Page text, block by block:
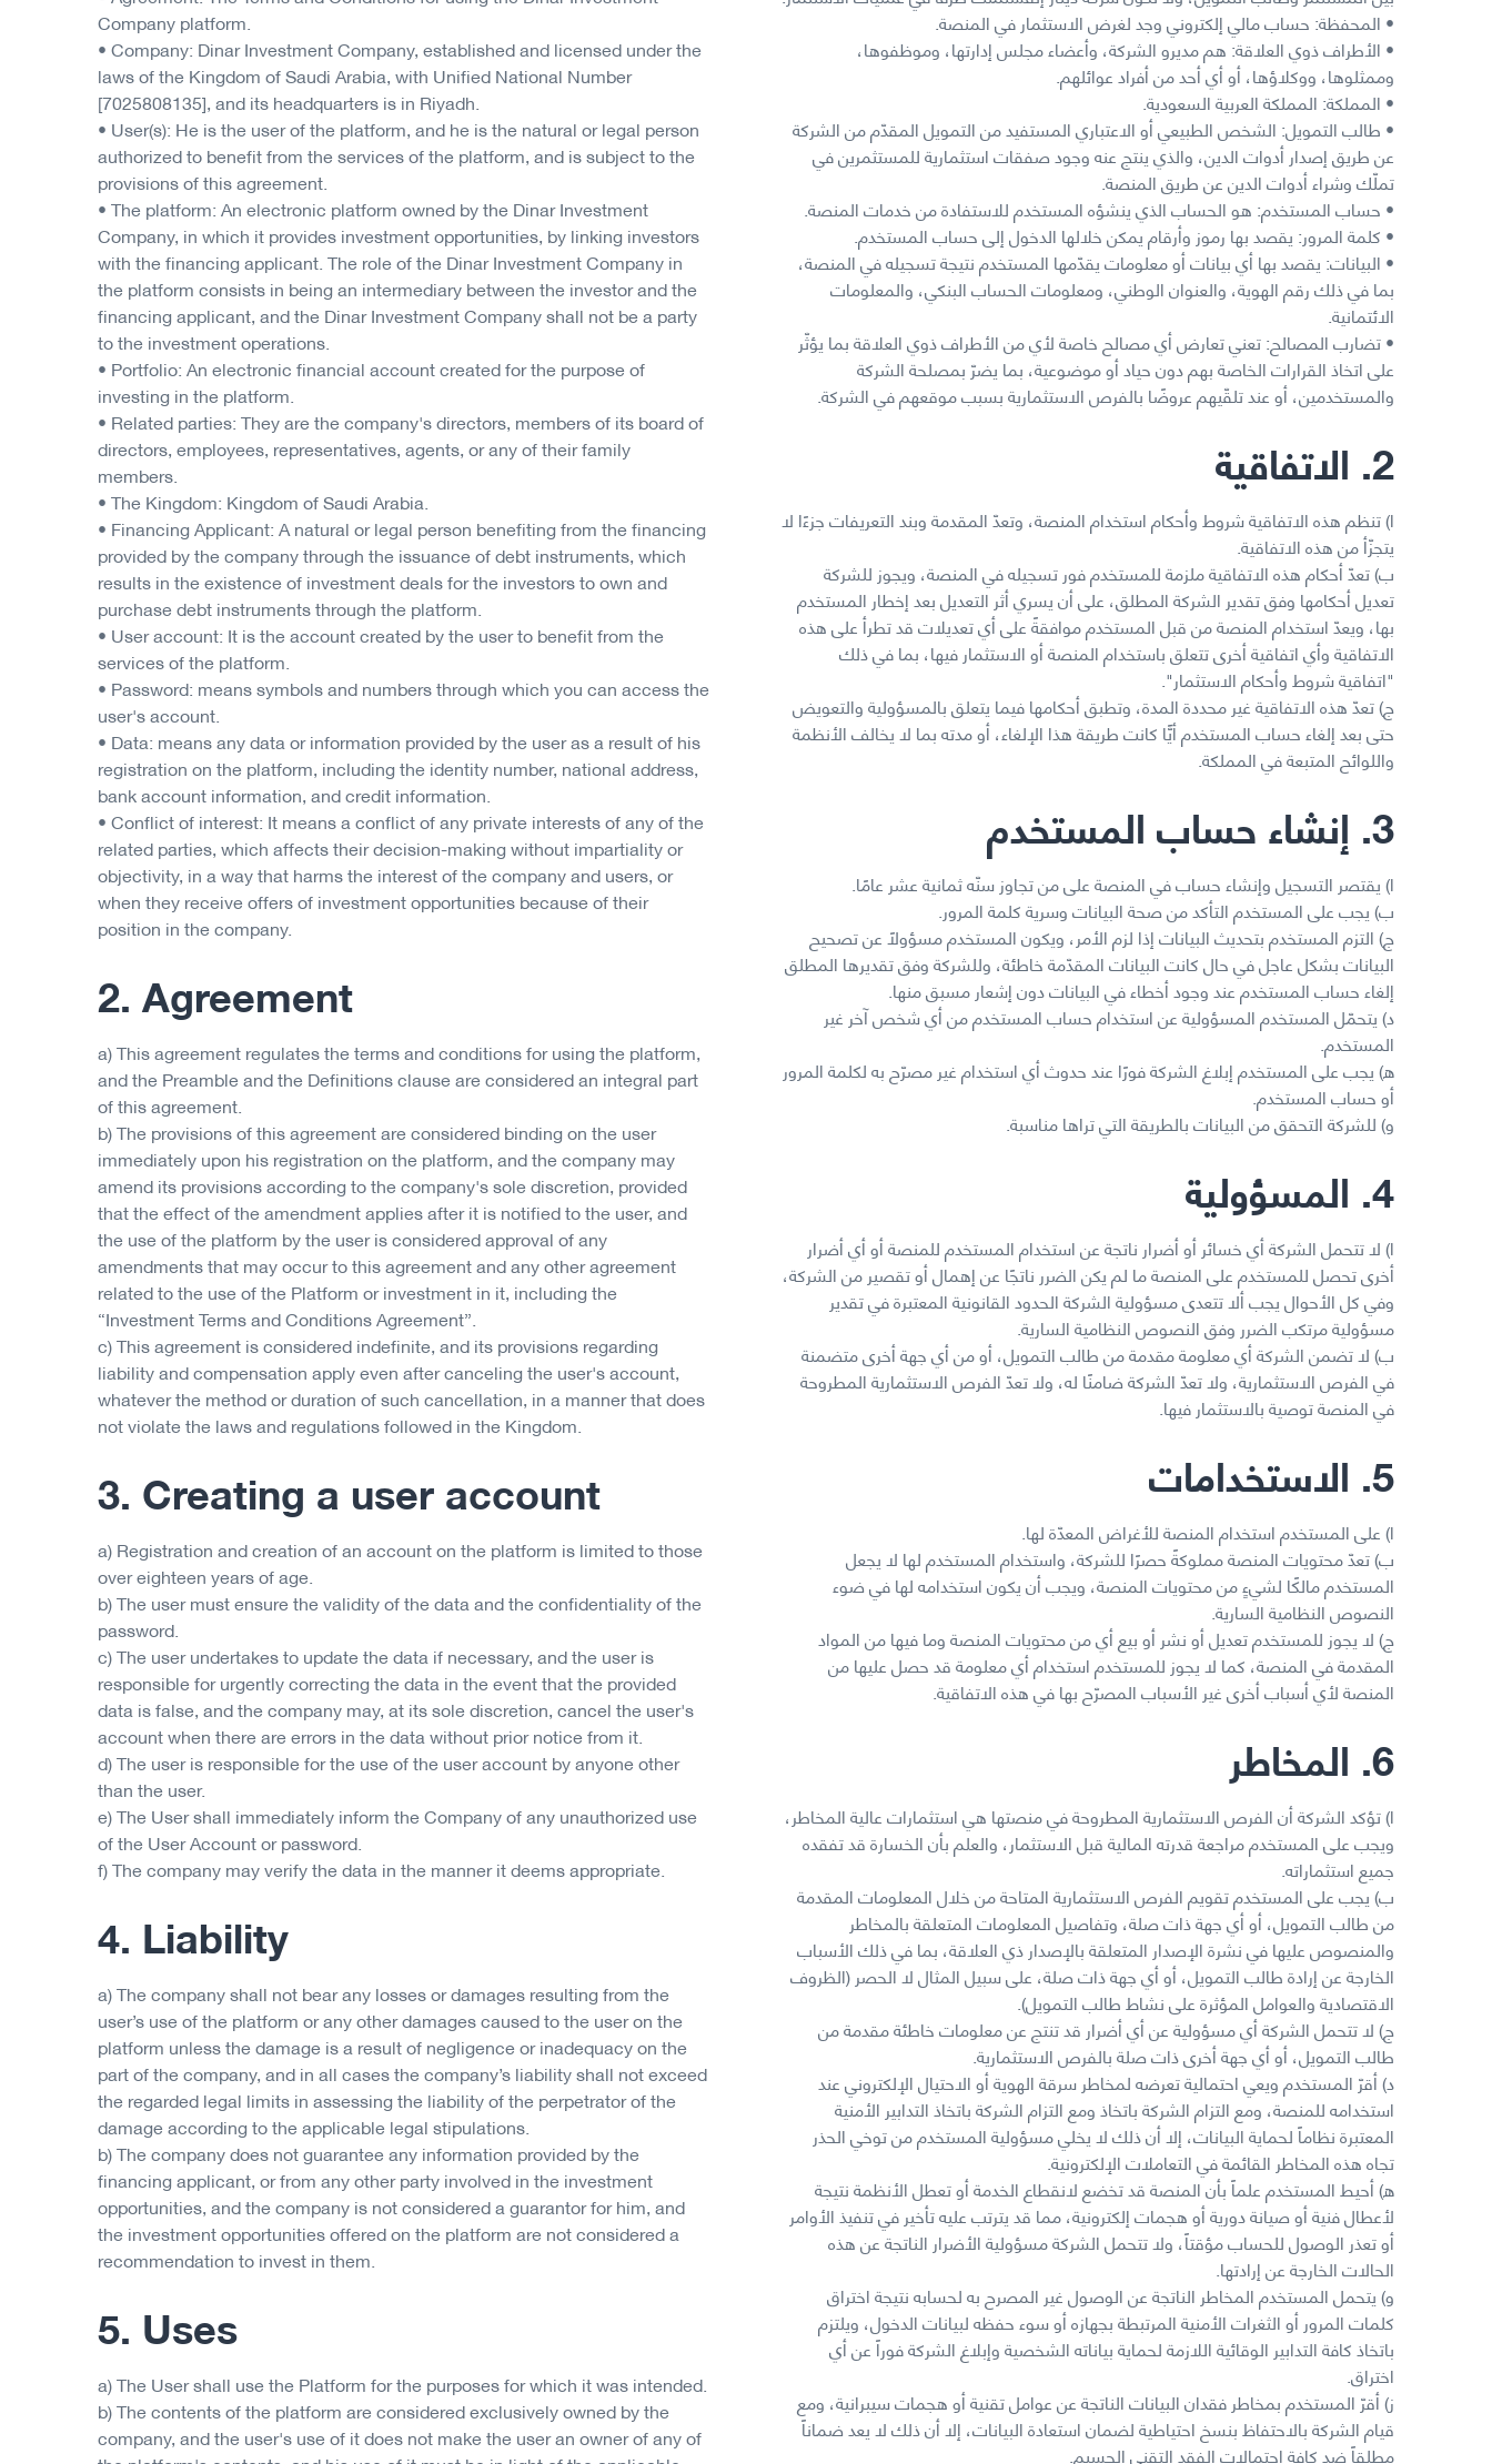
• المحفظة: حساب مالي إلكتروني وجد لغرض الاستثمار في المنصة.
• الأطراف ذوي العلاقة: هم مديرو الشركة، وأعضاء مجلس إدارتها، وموظفوها،
وممثلوها، ووكلاؤها، أو أي أحد من أفراد عوائلهم.
• المملكة: المملكة العربية السعودية.
• طالب التمويل: الشخص الطبيعي أو الاعتباري المستفيد من التمويل المقدّم من الشركة
عن طريق إصدار أدوات الدين، والذي ينتج عنه وجود صفقات استثمارية للمستثمرين في
تملّك وشراء أدوات الدين عن طريق المنصة.
• حساب المستخدم: هو الحساب الذي ينشؤه المستخدم للاستفادة من خدمات المنصة.
• كلمة المرور: يقصد بها رموز وأرقام يمكن خلالها الدخول إلى حساب المستخدم.
• البيانات: يقصد بها أي بيانات أو معلومات يقدّمها المستخدم نتيجة تسجيله في المنصة،
بما في ذلك رقم الهوية، والعنوان الوطني، ومعلومات الحساب البنكي، والمعلومات
الائتمانية.
• تضارب المصالح: تعني تعارض أي مصالح خاصة لأي من الأطراف ذوي العلاقة بما يؤثّر
على اتخاذ القرارات الخاصة بهم دون حياد أو موضوعية، بما يضرّ بمصلحة الشركة
والمستخدمين، أو عند تلقّيهم عروضًا بالفرص الاستثمارية بسبب موقعهم في الشركة.
2. الاتفاقية
ا) تنظم هذه الاتفاقية شروط وأحكام استخدام المنصة، وتعدّ المقدمة وبند التعريفات جزءًا لا
يتجزّأ من هذه الاتفاقية.
ب) تعدّ أحكام هذه الاتفاقية ملزمة للمستخدم فور تسجيله في المنصة، ويجوز للشركة
تعديل أحكامها وفق تقدير الشركة المطلق، على أن يسري أثر التعديل بعد إخطار المستخدم
بها، ويعدّ استخدام المنصة من قبل المستخدم موافقةً على أي تعديلات قد تطرأ على هذه
الاتفاقية وأي اتفاقية أخرى تتعلق باستخدام المنصة أو الاستثمار فيها، بما في ذلك
"اتفاقية شروط وأحكام الاستثمار".
ج) تعدّ هذه الاتفاقية غير محددة المدة، وتطبق أحكامها فيما يتعلق بالمسؤولية والتعويض
حتى بعد إلغاء حساب المستخدم أيًّا كانت طريقة هذا الإلغاء، أو مدته بما لا يخالف الأنظمة
واللوائح المتبعة في المملكة.
3. إنشاء حساب المستخدم
ا) يقتصر التسجيل وإنشاء حساب في المنصة على من تجاوز سنّه ثمانية عشر عامًا.
ب) يجب على المستخدم التأكد من صحة البيانات وسرية كلمة المرور.
ج) التزم المستخدم بتحديث البيانات إذا لزم الأمر، ويكون المستخدم مسؤولًا عن تصحيح
البيانات بشكل عاجل في حال كانت البيانات المقدّمة خاطئة، وللشركة وفق تقديرها المطلق
إلغاء حساب المستخدم عند وجود أخطاء في البيانات دون إشعار مسبق منها.
د) يتحمّل المستخدم المسؤولية عن استخدام حساب المستخدم من أي شخص آخر غير
المستخدم.
ه) يجب على المستخدم إبلاغ الشركة فورًا عند حدوث أي استخدام غير مصرّح به لكلمة المرور
أو حساب المستخدم.
و) للشركة التحقق من البيانات بالطريقة التي تراها مناسبة.
4. المسؤولية
ا) لا تتحمل الشركة أي خسائر أو أضرار ناتجة عن استخدام المستخدم للمنصة أو أي أضرار
أخرى تحصل للمستخدم على المنصة ما لم يكن الضرر ناتجًا عن إهمال أو تقصير من الشركة،
وفي كل الأحوال يجب ألا تتعدى مسؤولية الشركة الحدود القانونية المعتبرة في تقدير
مسؤولية مرتكب الضرر وفق النصوص النظامية السارية.
ب) لا تضمن الشركة أي معلومة مقدمة من طالب التمويل، أو من أي جهة أخرى متضمنة
في الفرص الاستثمارية، ولا تعدّ الشركة ضامنًا له، ولا تعدّ الفرص الاستثمارية المطروحة
في المنصة توصية بالاستثمار فيها.
5. الاستخدامات
ا) على المستخدم استخدام المنصة للأغراض المعدّة لها.
ب) تعدّ محتويات المنصة مملوكةً حصرًا للشركة، واستخدام المستخدم لها لا يجعل
المستخدم مالكًا لشيءٍ من محتويات المنصة، ويجب أن يكون استخدامه لها في ضوء
النصوص النظامية السارية.
ج) لا يجوز للمستخدم تعديل أو نشر أو بيع أي من محتويات المنصة وما فيها من المواد
المقدمة في المنصة، كما لا يجوز للمستخدم استخدام أي معلومة قد حصل عليها من
المنصة لأي أسباب أخرى غير الأسباب المصرّح بها في هذه الاتفاقية.
6. المخاطر
ا) تؤكد الشركة أن الفرص الاستثمارية المطروحة في منصتها هي استثمارات عالية المخاطر،
ويجب على المستخدم مراجعة قدرته المالية قبل الاستثمار، والعلم بأن الخسارة قد تفقده
جميع استثماراته.
ب) يجب على المستخدم تقويم الفرص الاستثمارية المتاحة من خلال المعلومات المقدمة
من طالب التمويل، أو أي جهة ذات صلة، وتفاصيل المعلومات المتعلقة بالمخاطر
والمنصوص عليها في نشرة الإصدار المتعلقة بالإصدار ذي العلاقة، بما في ذلك الأسباب
الخارجة عن إرادة طالب التمويل، أو أي جهة ذات صلة، على سبيل المثال لا الحصر (الظروف
الاقتصادية والعوامل المؤثرة على نشاط طالب التمويل).
ج) لا تتحمل الشركة أي مسؤولية عن أي أضرار قد تنتج عن معلومات خاطئة مقدمة من
طالب التمويل، أو أي جهة أخرى ذات صلة بالفرص الاستثمارية.
د) أقرّ المستخدم ويعي احتمالية تعرضه لمخاطر سرقة الهوية أو الاحتيال الإلكتروني عند
استخدامه للمنصة، ومع التزام الشركة باتخاذ ومع التزام الشركة باتخاذ التدابير الأمنية
المعتبرة نظاماً لحماية البيانات، إلا أن ذلك لا يخلي مسؤولية المستخدم من توخي الحذر
تجاه هذه المخاطر القائمة في التعاملات الإلكترونية.
ه) أحيط المستخدم علماً بأن المنصة قد تخضع لانقطاع الخدمة أو تعطل الأنظمة نتيجة
لأعطال فنية أو صيانة دورية أو هجمات إلكترونية، مما قد يترتب عليه تأخير في تنفيذ الأوامر
أو تعذر الوصول للحساب مؤقتاً، ولا تتحمل الشركة مسؤولية الأضرار الناتجة عن هذه
الحالات الخارجة عن إرادتها.
و) يتحمل المستخدم المخاطر الناتجة عن الوصول غير المصرح به لحسابه نتيجة اختراق
كلمات المرور أو الثغرات الأمنية المرتبطة بجهازه أو سوء حفظه لبيانات الدخول، ويلتزم
باتخاذ كافة التدابير الوقائية اللازمة لحماية بياناته الشخصية وإبلاغ الشركة فوراً عن أي
اختراق.
ز) أقرّ المستخدم بمخاطر فقدان البيانات الناتجة عن عوامل تقنية أو هجمات سيبرانية، ومع
قيام الشركة بالاحتفاظ بنسخ احتياطية لضمان استعادة البيانات، إلا أن ذلك لا يعد ضماناً
مطلقاً ضد كافة احتمالات الفقد التقني الجسيم.
Company platform.
• Company: Dinar Investment Company, established and licensed under the
laws of the Kingdom of Saudi Arabia, with Unified National Number
[7025808135], and its headquarters is in Riyadh.
• User(s): He is the user of the platform, and he is the natural or legal person
authorized to benefit from the services of the platform, and is subject to the
provisions of this agreement.
• The platform: An electronic platform owned by the Dinar Investment
Company, in which it provides investment opportunities, by linking investors
with the financing applicant. The role of the Dinar Investment Company in
the platform consists in being an intermediary between the investor and the
financing applicant, and the Dinar Investment Company shall not be a party
to the investment operations.
• Portfolio: An electronic financial account created for the purpose of
investing in the platform.
• Related parties: They are the company's directors, members of its board of
directors, employees, representatives, agents, or any of their family
members.
• The Kingdom: Kingdom of Saudi Arabia.
• Financing Applicant: A natural or legal person benefiting from the financing
provided by the company through the issuance of debt instruments, which
results in the existence of investment deals for the investors to own and
purchase debt instruments through the platform.
• User account: It is the account created by the user to benefit from the
services of the platform.
• Password: means symbols and numbers through which you can access the
user's account.
• Data: means any data or information provided by the user as a result of his
registration on the platform, including the identity number, national address,
bank account information, and credit information.
• Conflict of interest: It means a conflict of any private interests of any of the
related parties, which affects their decision-making without impartiality or
objectivity, in a way that harms the interest of the company and users, or
when they receive offers of investment opportunities because of their
position in the company.
2. Agreement
a) This agreement regulates the terms and conditions for using the platform,
and the Preamble and the Definitions clause are considered an integral part
of this agreement.
b) The provisions of this agreement are considered binding on the user
immediately upon his registration on the platform, and the company may
amend its provisions according to the company's sole discretion, provided
that the effect of the amendment applies after it is notified to the user, and
the use of the platform by the user is considered approval of any
amendments that may occur to this agreement and any other agreement
related to the use of the Platform or investment in it, including the
“Investment Terms and Conditions Agreement”.
c) This agreement is considered indefinite, and its provisions regarding
liability and compensation apply even after canceling the user's account,
whatever the method or duration of such cancellation, in a manner that does
not violate the laws and regulations followed in the Kingdom.
3. Creating a user account
a) Registration and creation of an account on the platform is limited to those
over eighteen years of age.
b) The user must ensure the validity of the data and the confidentiality of the
password.
c) The user undertakes to update the data if necessary, and the user is
responsible for urgently correcting the data in the event that the provided
data is false, and the company may, at its sole discretion, cancel the user's
account when there are errors in the data without prior notice from it.
d) The user is responsible for the use of the user account by anyone other
than the user.
e) The User shall immediately inform the Company of any unauthorized use
of the User Account or password.
f) The company may verify the data in the manner it deems appropriate.
4. Liability
a) The company shall not bear any losses or damages resulting from the
user’s use of the platform or any other damages caused to the user on the
platform unless the damage is a result of negligence or inadequacy on the
part of the company, and in all cases the company’s liability shall not exceed
the regarded legal limits in assessing the liability of the perpetrator of the
damage according to the applicable legal stipulations.
b) The company does not guarantee any information provided by the
financing applicant, or from any other party involved in the investment
opportunities, and the company is not considered a guarantor for him, and
the investment opportunities offered on the platform are not considered a
recommendation to invest in them.
5. Uses
a) The User shall use the Platform for the purposes for which it was intended.
b) The contents of the platform are considered exclusively owned by the
company, and the user's use of it does not make the user an owner of any of